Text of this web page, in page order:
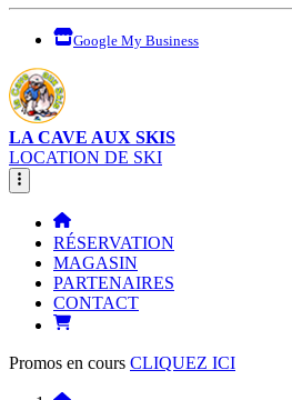
Google My Business
LA CAVE AUX SKIS
LOCATION DE SKI
RÉSERVATION
MAGASIN
PARTENAIRES
CONTACT
Promos en cours CLIQUEZ ICI